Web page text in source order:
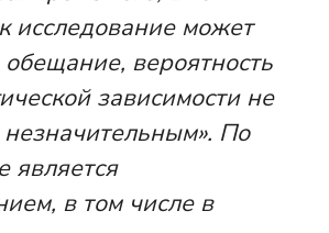
исследование может
обещание, вероятность
зависимости не
незначительным». По
является
в том числе в